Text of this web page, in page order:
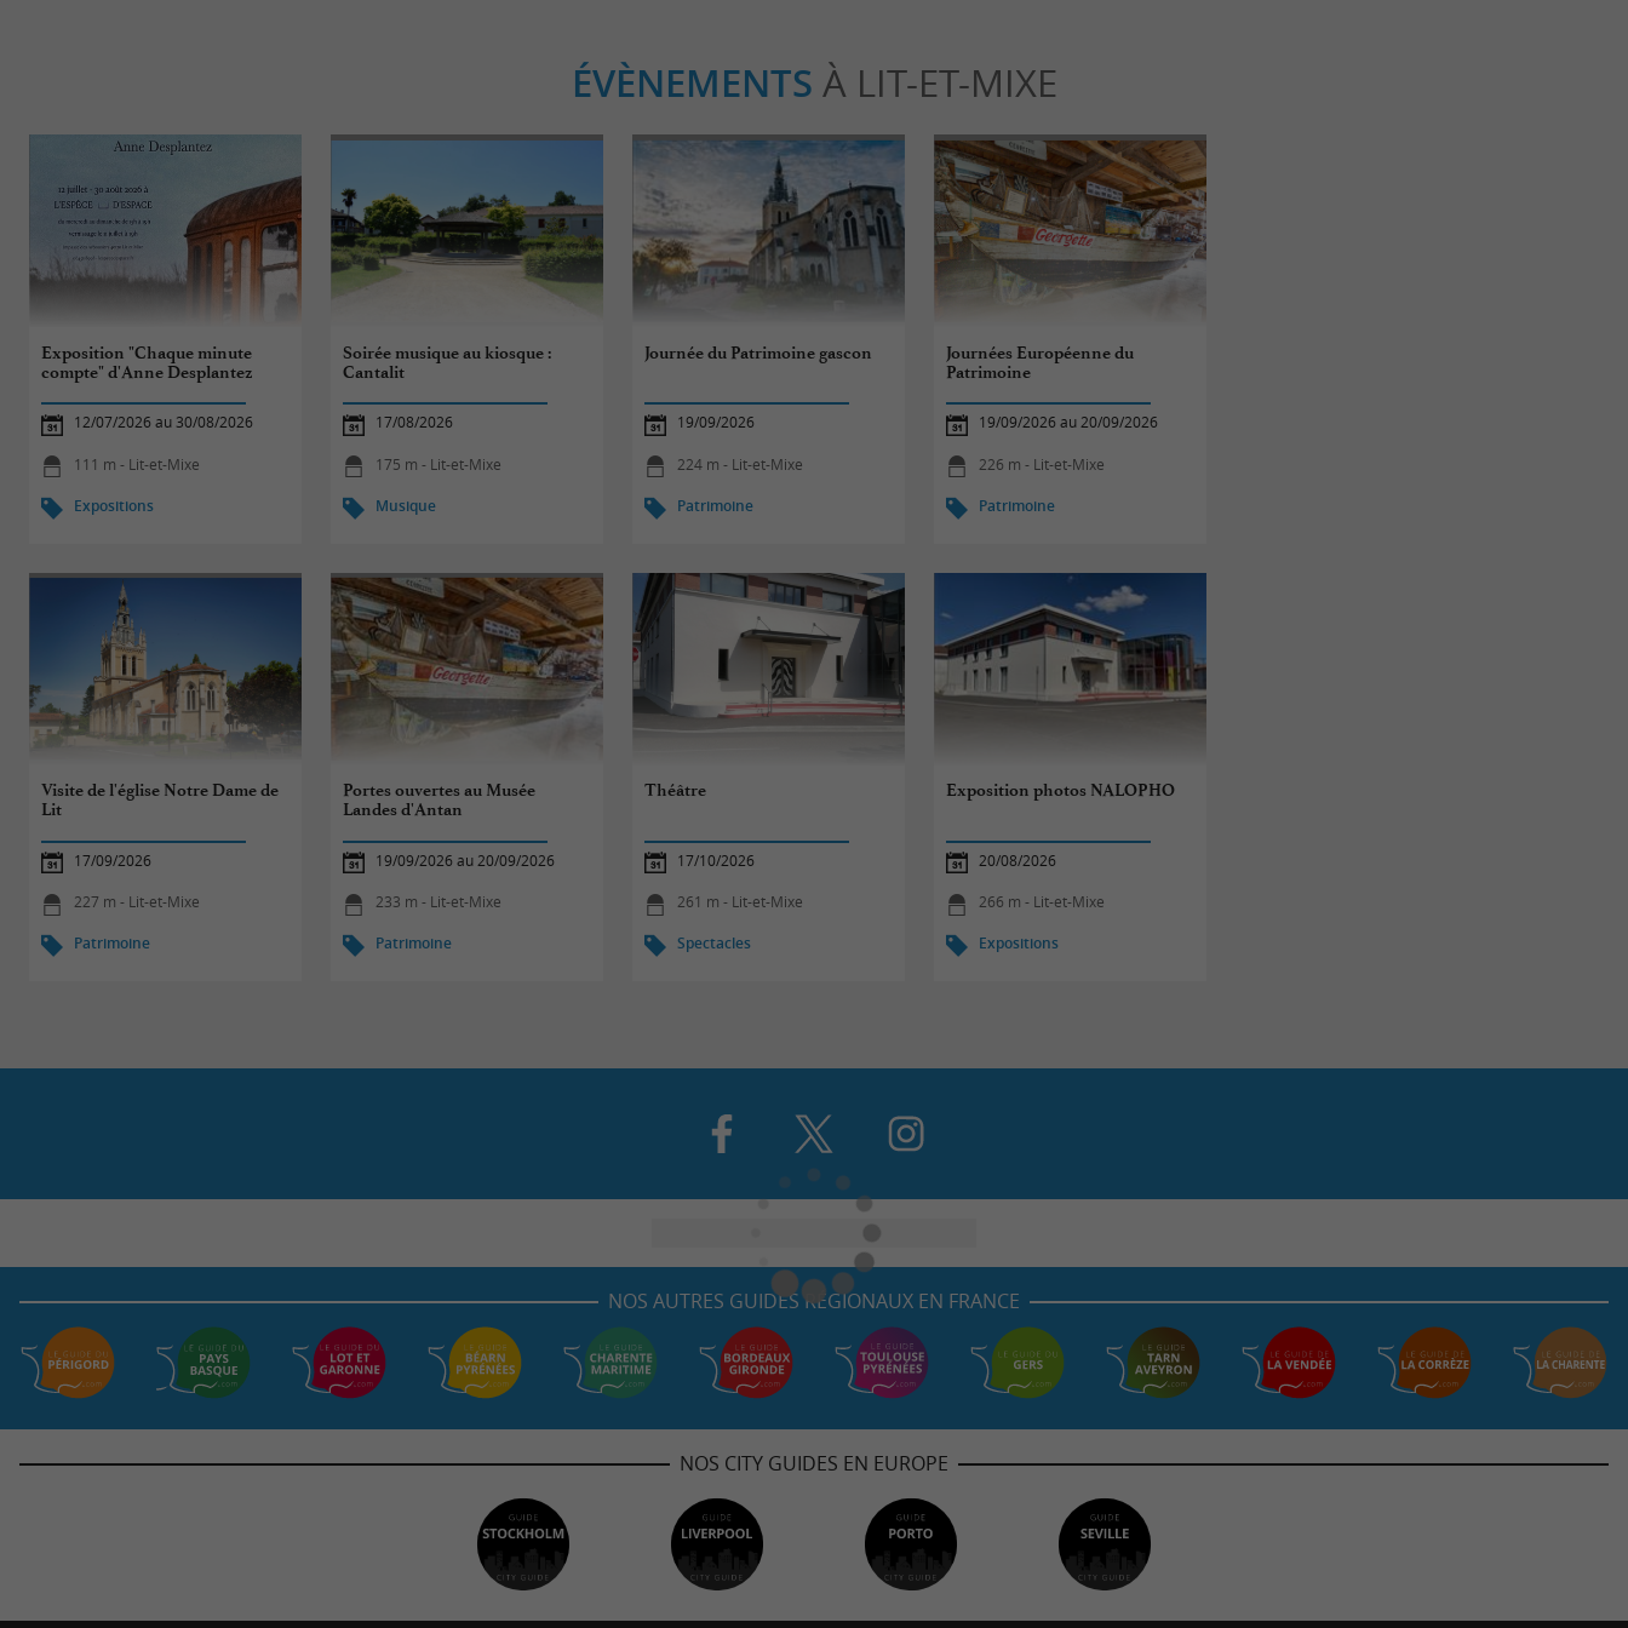
ÉVÈNEMENTS À LIT-ET-MIXE
Exposition "Chaque minute
compte" d'Anne Desplantez
12/07/2026 au 30/08/2026
111 m - Lit-et-Mixe
Expositions
Soirée musique au kiosque :
Cantalit
17/08/2026
175 m - Lit-et-Mixe
Musique
Journée du Patrimoine gascon
19/09/2026
224 m - Lit-et-Mixe
Patrimoine
Journées Européenne du
Patrimoine
19/09/2026 au 20/09/2026
226 m - Lit-et-Mixe
Patrimoine
Visite de l'église Notre Dame de
Lit
17/09/2026
227 m - Lit-et-Mixe
Patrimoine
Portes ouvertes au Musée
Landes d'Antan
19/09/2026 au 20/09/2026
233 m - Lit-et-Mixe
Patrimoine
Théâtre
17/10/2026
261 m - Lit-et-Mixe
Spectacles
Exposition photos NALOPHO
20/08/2026
266 m - Lit-et-Mixe
Expositions
NOS AUTRES GUIDES RÉGIONAUX EN FRANCE
NOS CITY GUIDES EN EUROPE